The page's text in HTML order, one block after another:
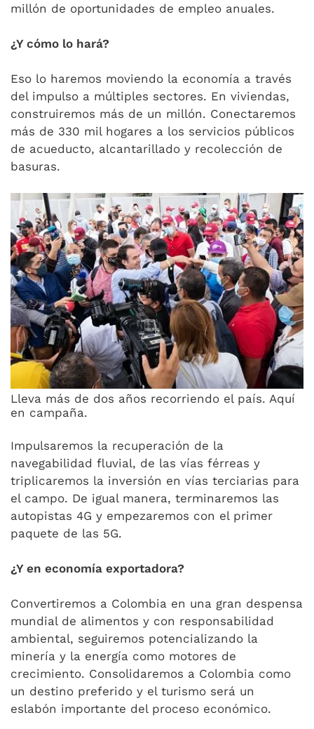
millón de oportunidades de empleo anuales.
¿Y cómo lo hará?
Eso lo haremos moviendo la economía a través
del impulso a múltiples sectores. En viviendas,
construiremos más de un millón. Conectaremos
más de 330 mil hogares a los servicios públicos
de acueducto, alcantarillado y recolección de
basuras.
Lleva más de dos años recorriendo el país. Aquí
en campaña.
Impulsaremos la recuperación de la
navegabilidad fluvial, de las vías férreas y
triplicaremos la inversión en vías terciarias para
el campo. De igual manera, terminaremos las
autopistas 4G y empezaremos con el primer
paquete de las 5G.
¿Y en economía exportadora?
Convertiremos a Colombia en una gran despensa
mundial de alimentos y con responsabilidad
ambiental, seguiremos potencializando la
minería y la energía como motores de
crecimiento. Consolidaremos a Colombia como
un destino preferido y el turismo será un
eslabón importante del proceso económico.